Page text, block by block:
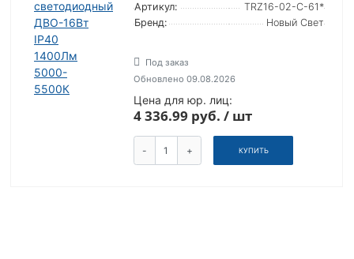
Артикул:
TRZ16-02-C-61*
Бренд:
Новый Свет
Под заказ
Обновлено 09.08.2026
Цена для юр. лиц:
4 336.99 руб. / шт
- + КУПИТЬ